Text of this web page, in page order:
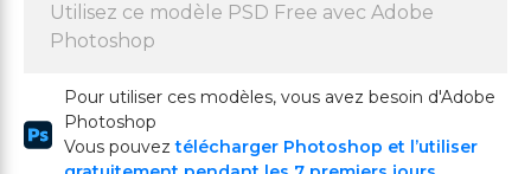
Utilisez ce modèle PSD Free avec Adobe
Photoshop
Pour utiliser ces modèles, vous avez besoin d'Adobe
Photoshop
Vous pouveztélécharger Photoshop et l’utiliser